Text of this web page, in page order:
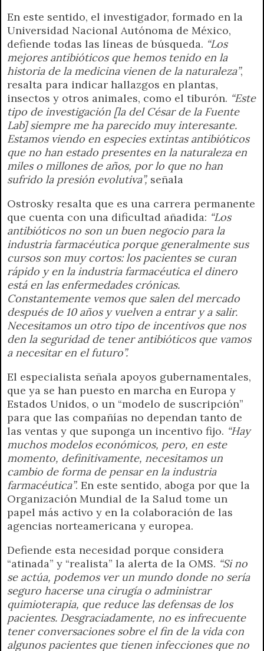
En este sentido, el investigador, formado en la
Universidad Nacional Autónoma de México,
defiende todas las líneas de búsqueda. “Los
mejores antibióticos que hemos tenido en la
historia de la medicina vienen de la naturaleza”,
resalta para indicar hallazgos en plantas,
insectos y otros animales, como el tiburón. “Este
tipo de investigación [la del César de la Fuente
Lab] siempre me ha parecido muy interesante.
Estamos viendo en especies extintas antibióticos
que no han estado presentes en la naturaleza en
miles o millones de años, por lo que no han
sufrido la presión evolutiva”, señala
Ostrosky resalta que es una carrera permanente
que cuenta con una dificultad añadida: “Los
antibióticos no son un buen negocio para la
industria farmacéutica porque generalmente sus
cursos son muy cortos: los pacientes se curan
rápido y en la industria farmacéutica el dinero
está en las enfermedades crónicas.
Constantemente vemos que salen del mercado
después de 10 años y vuelven a entrar y a salir.
Necesitamos un otro tipo de incentivos que nos
den la seguridad de tener antibióticos que vamos
a necesitar en el futuro”.
El especialista señala apoyos gubernamentales,
que ya se han puesto en marcha en Europa y
Estados Unidos, o un “modelo de suscripción”
para que las compañías no dependan tanto de
las ventas y que suponga un incentivo fijo. “Hay
muchos modelos económicos, pero, en este
momento, definitivamente, necesitamos un
cambio de forma de pensar en la industria
farmacéutica”. En este sentido, aboga por que la
Organización Mundial de la Salud tome un
papel más activo y en la colaboración de las
agencias norteamericana y europea.
Defiende esta necesidad porque considera
“atinada” y “realista” la alerta de la OMS. “Si no
se actúa, podemos ver un mundo donde no sería
seguro hacerse una cirugía o administrar
quimioterapia, que reduce las defensas de los
pacientes. Desgraciadamente, no es infrecuente
tener conversaciones sobre el fin de la vida con
algunos pacientes que tienen infecciones que no